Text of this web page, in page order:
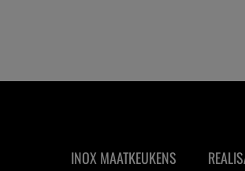
INOX MAATKEUKENS